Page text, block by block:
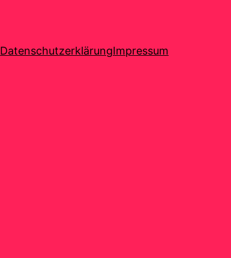
DatenschutzerklärungImpressum